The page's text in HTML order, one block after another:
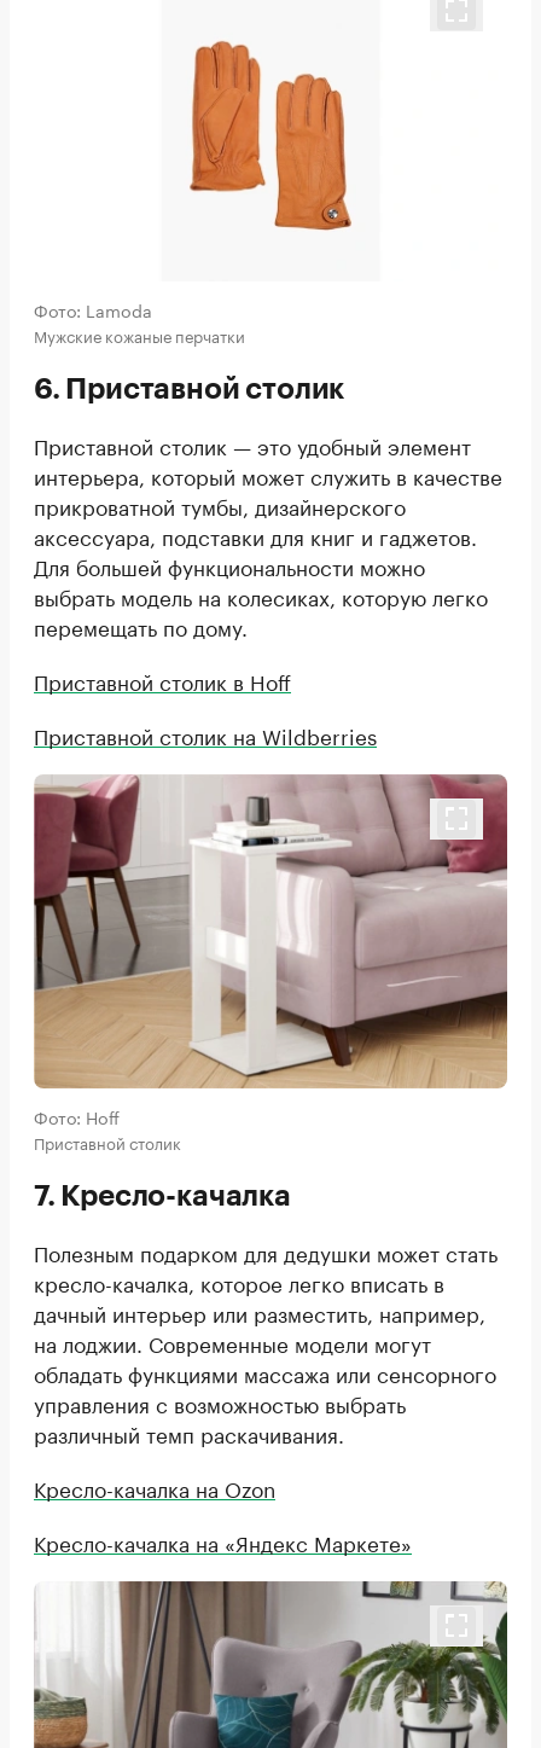
Фото: Lamoda
Мужские кожаные перчатки
6. Приставной столик
Приставной столик — это удобный элемент
интерьера, который может служить в качестве
прикроватной тумбы, дизайнерского
аксессуара, подставки для книг и гаджетов.
Для большей функциональности можно
выбрать модель на колесиках, которую легко
перемещать по дому.
Приставной столик в Hoff
Приставной столик на Wildberries
Фото: Hoff
Приставной столик
7. Кресло-качалка
Полезным подарком для дедушки может стать
кресло-качалка, которое легко вписать в
дачный интерьер или разместить, например,
на лоджии. Современные модели могут
обладать функциями массажа или сенсорного
управления с возможностью выбрать
различный темп раскачивания.
Кресло-качалка на Ozon
Кресло-качалка на «Яндекс Маркете»